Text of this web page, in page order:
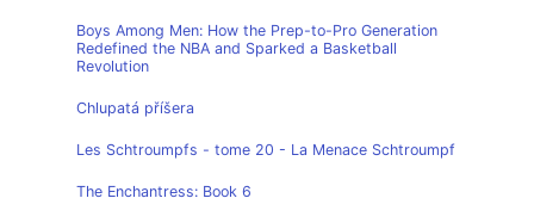
Boys Among Men: How the Prep-to-Pro Generation
Redefined the NBA and Sparked a Basketball
Revolution
Chlupatá příšera
Les Schtroumpfs - tome 20 - La Menace Schtroumpf
The Enchantress: Book 6